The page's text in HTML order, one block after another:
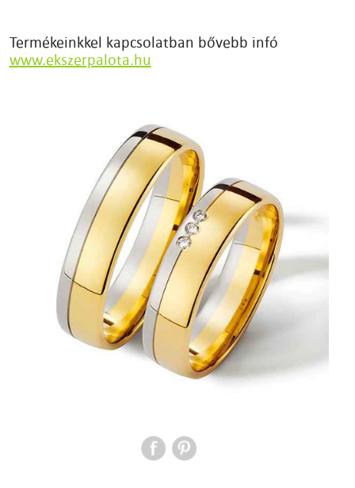
Termékeinkkel kapcsolatban bővebb infó
www.ekszerpalota.hu